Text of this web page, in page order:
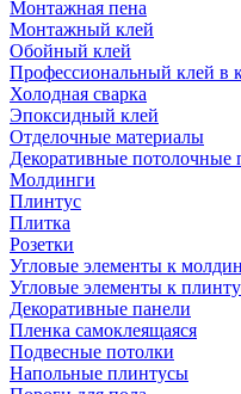
Монтажная пена
Монтажный клей
Обойный клей
Профессиональный клей в
Холодная сварка
Эпоксидный клей
Отделочные материалы
Декоративные потолочные
Молдинги
Плинтус
Плитка
Розетки
Угловые элементы к
Угловые элементы к
Декоративные панели
Пленка самоклеящаяся
Подвесные потолки
Напольные плинтусы